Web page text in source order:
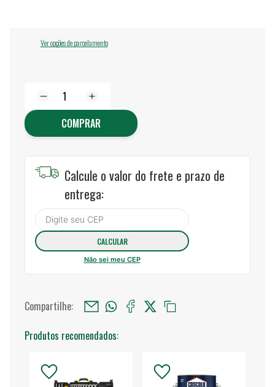
Ver opções de parcelamento
COMPRAR
Calcule o valor do frete e prazo de
entrega:
Não sei meu CEP
Compartilhe:
Produtos recomendados: